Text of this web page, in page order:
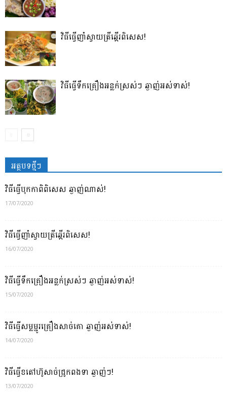
វិធីធ្វើញាំស្វាយត្រីឆ្អើរពិសេស!
វិធីធ្វើទឹកគ្រឿងអន្លក់ស្រស់ៗ ឆ្ងាញ់អស់ទាស់!
អត្ថបទថ្មីៗ
វិធីធ្វើបុកកាពិពិសេស ឆ្ងាញ់ណាស់!
17/07/2020
វិធីធ្វើញាំស្វាយត្រីឆ្អើរពិសេស!
16/07/2020
វិធីធ្វើទឹកគ្រឿងអន្លក់ស្រស់ៗ ឆ្ងាញ់អស់ទាស់!
15/07/2020
វិធីធ្វើសម្លម្ជូរគ្រឿងសាច់គោ ឆ្ងាញ់អស់ទាស់!
14/07/2020
វិធីធ្វើខតៅហ៊ូសាច់ជ្រូកពងទា ឆ្ងាញ់ៗ!
13/07/2020